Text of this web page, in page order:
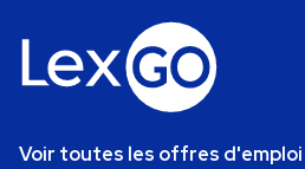
Voir toutes les offres d'emploi